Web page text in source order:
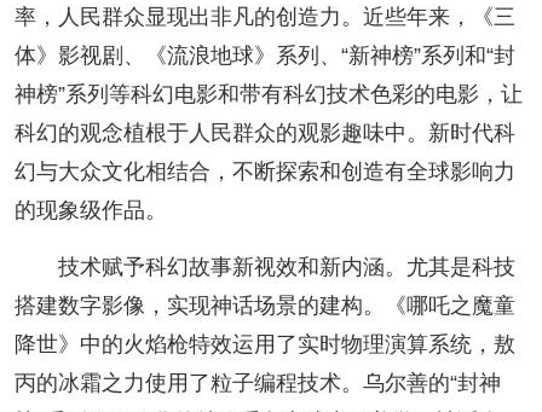
率，人民群众显现出非凡的创造力。近些年来，《三
体》影视剧、《流浪地球》系列、“新神榜”系列和“封
神榜”系列等科幻电影和带有科幻技术色彩的电影，让
科幻的观念植根于人民群众的观影趣味中。新时代科
幻与大众文化相结合，不断探索和创造有全球影响力
的现象级作品。
技术赋予科幻故事新视效和新内涵。尤其是科技
搭建数字影像，实现神话场景的建构。《哪吒之魔童
降世》中的火焰枪特效运用了实时物理演算系统，敖
丙的冰霜之力使用了粒子编程技术。乌尔善的“封神